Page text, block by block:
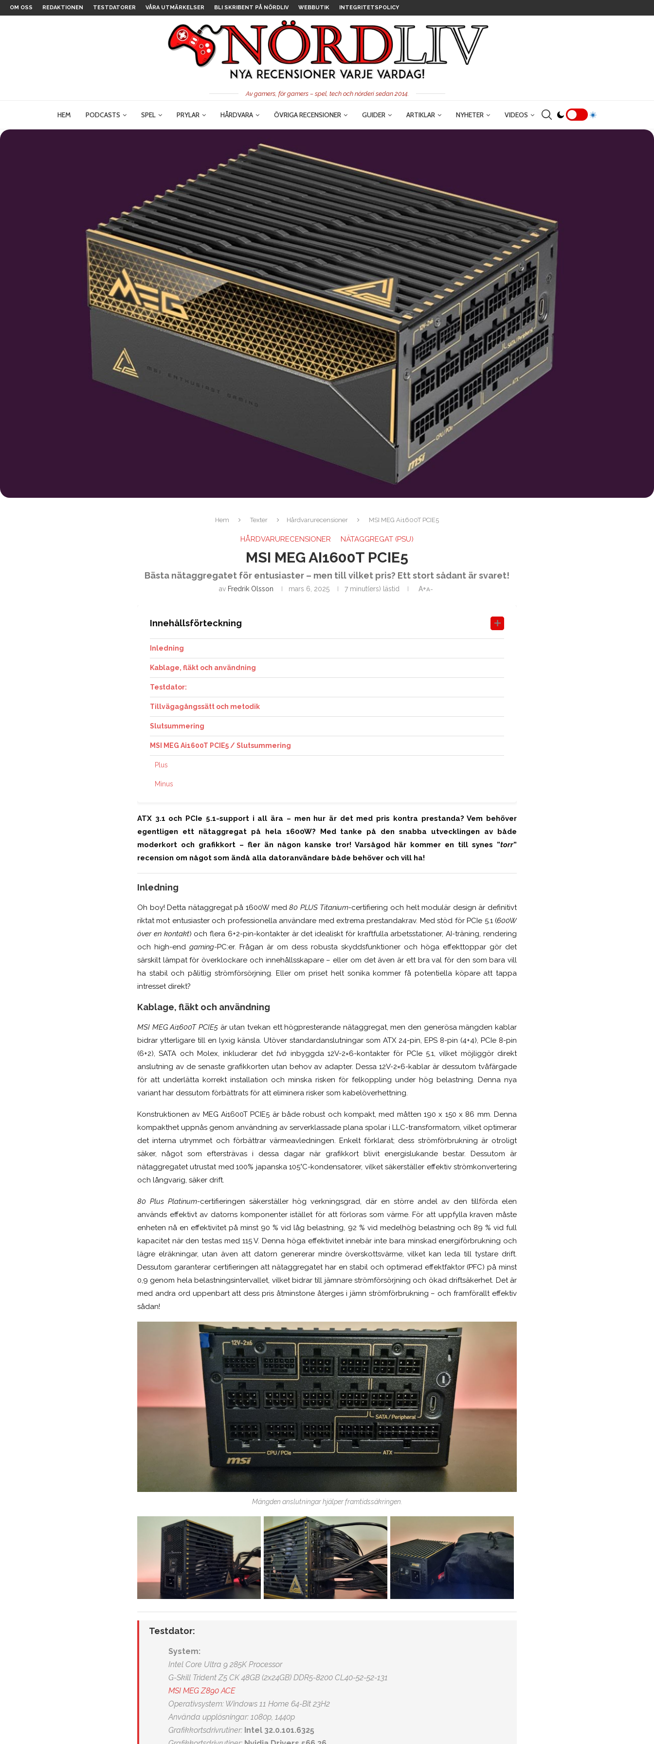
OM OSS REDAKTIONEN TESTDATORER VÅRA UTMÄRKELSER BLI SKRIBENT PÅ NÖRDLIV WEBBUTIK INTEGRITETSPOLICY
Av gamers, för gamers – spel, tech och nörderi sedan 2014.
HEM PODCASTS SPEL PRYLAR HÅRDVARA ÖVRIGA RECENSIONER GUIDER ARTIKLAR NYHETER VIDEOS
Hem Texter Hårdvarurecensioner MSI MEG Ai1600T PCIE5
HÅRDVARURECENSIONER NÄTAGGREGAT (PSU)
MSI MEG AI1600T PCIE5
Bästa nätaggregatet för entusiaster – men till vilket pris? Ett stort sådant är svaret!
av Fredrik Olsson mars 6, 2025 7 minut(ers) lästid A+A-
Innehållsförteckning
Inledning
Kablage, fläkt och användning
Testdator:
Tillvägagångssätt och metodik
Slutsummering
MSI MEG Ai1600T PCIE5 / Slutsummering
Plus
Minus
ATX 3.1 och PCIe 5.1-support i all ära – men hur är det med pris kontra prestanda? Vem behöver
egentligen ett nätaggregat på hela 1600W? Med tanke på den snabba utvecklingen av både
moderkort och grafikkort – fler än någon kanske tror! Varsågod här kommer en till synes ”torr”
recension om något som ändå alla datoranvändare både behöver och vill ha!
Inledning
Oh boy! Detta nätaggregat på 1600W med80 PLUS Titanium-certifiering och helt modulär design är definitivt
riktat mot entusiaster och professionella användare med extrema prestandakrav. Med stöd för PCIe 5.1 (600W
över en kontakt) och flera 6+2-pin-kontakter är det idealiskt för kraftfulla arbetsstationer, AI-träning, rendering
och high-end gaming-PC:er. Frågan är om dess robusta skyddsfunktioner och höga effekttoppar gör det
särskilt lämpat för överklockare och innehållsskapare – eller om det även är ett bra val för den som bara vill
ha stabil och pålitlig strömförsörjning. Eller om priset helt sonika kommer få potentiella köpare att tappa
intresset direkt?
Kablage, fläkt och användning
MSI MEG Ai1600T PCIE5är utan tvekan ett högpresterande nätaggregat, men den generösa mängden kablar
bidrar ytterligare till en lyxig känsla. Utöver standardanslutningar som ATX 24-pin, EPS 8-pin (4+4), PCIe 8-pin
(6+2), SATA och Molex, inkluderar dettvå inbyggda 12V-2×6-kontakter för PCIe 5.1, vilket möjliggör direkt
anslutning av de senaste grafikkorten utan behov av adapter. Dessa 12V-2×6-kablar är dessutom tvåfärgade
för att underlätta korrekt installation och minska risken för felkoppling under hög belastning. Denna nya
variant har dessutom förbättrats för att eliminera risker som kabelöverhettning.
Konstruktionen av MEG Ai1600T PCIE5 är både robust och kompakt, med måtten 190 x 150 x 86 mm. Denna
kompakthet uppnås genom användning av serverklassade plana spolar i LLC-transformatorn, vilket optimerar
det interna utrymmet och förbättrar värmeavledningen. Enkelt förklarat; dess strömförbrukning är otroligt
säker, något som eftersträvas i dessa dagar när grafikkort blivit energislukande bestar. Dessutom är
nätaggregatet utrustat med 100% japanska 105°C-kondensatorer, vilket säkerställer effektiv strömkonvertering
och långvarig, säker drift.
80 Plus Platinum-certifieringen säkerställer hög verkningsgrad, där en större andel av den tillförda elen
används effektivt av datorns komponenter istället för att förloras som värme. För att uppfylla kraven måste
enheten nå en effektivitet på minst 90 % vid låg belastning, 92 % vid medelhög belastning och 89 % vid full
kapacitet när den testas med 115 V. Denna höga effektivitet innebär inte bara minskad energiförbrukning och
lägre elräkningar, utan även att datorn genererar mindre överskottsvärme, vilket kan leda till tystare drift.
Dessutom garanterar certifieringen att nätaggregatet har en stabil och optimerad effektfaktor (PFC) på minst
0,9 genom hela belastningsintervallet, vilket bidrar till jämnare strömförsörjning och ökad driftsäkerhet. Det är
med andra ord uppenbart att dess pris åtminstone återges i jämn strömförbrukning – och framförallt effektiv
sådan!
Mängden anslutningar hjälper framtidssäkringen.
Testdator:
System:
Intel Core Ultra 9 285K Processor
G-Skill Trident Z5 CK 48GB (2x24GB) DDR5-8200 CL40-52-52-131
MSI MEG Z890 ACE
Operativsystem: Windows 11 Home 64-Bit 23H2
Använda upplösningar: 1080p, 1440p
Grafikkortsdrivrutiner: Intel 32.0.101.6325